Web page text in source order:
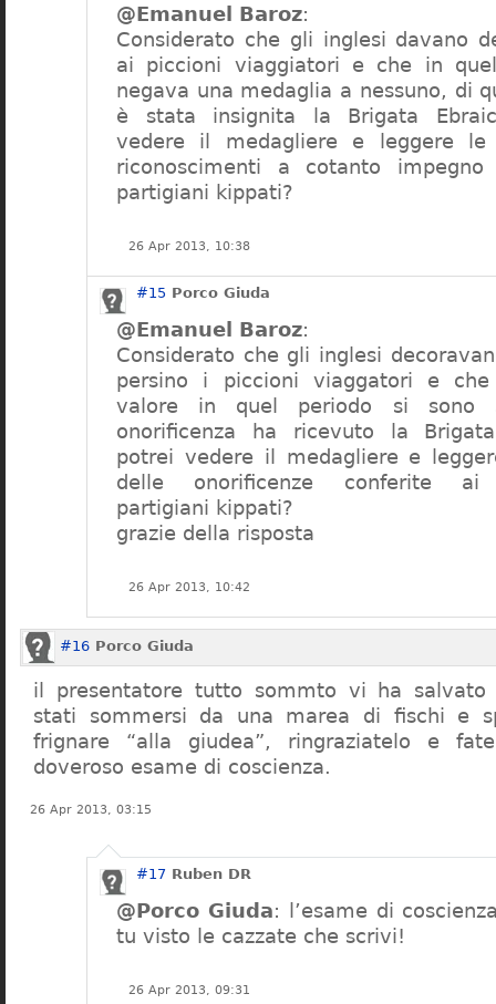
@Emanuel Baroz:
Considerato che gli inglesi davano
ai piccioni viaggiatori e che in
negava una medaglia a nessuno, di
è stata insignita la Brigata
vedere il medagliere e leggere le
riconoscimenti a cotanto
partigiani kippati?
26 Apr 2013, 10:38
#15 Porco Giuda
@Emanuel Baroz:
Considerato che gli inglesi
persino i piccioni viaggatori e
valore in quel periodo si sono
onorificenza ha ricevuto la
potrei vedere il medagliere e
delle onorificenze conferite ai
partigiani kippati?
grazie della risposta
26 Apr 2013, 10:42
#16 Porco Giuda
il presentatore tutto sommto vi ha salvato
stati sommersi da una marea di fischi e
frignare “alla giudea”, ringraziatelo e
doveroso esame di coscienza.
26 Apr 2013, 03:15
#17 Ruben DR
@Porco Giuda: l’esame di
tu visto le cazzate che scrivi!
26 Apr 2013, 09:31